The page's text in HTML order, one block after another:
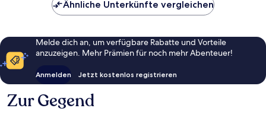
Ähnliche Unterkünfte vergleichen
Melde dich an, um verfügbare Rabatte und Vorteile
anzuzeigen. Mehr Prämien für noch mehr Abenteuer!
Anmelden Jetzt kostenlos registrieren
Zur Gegend